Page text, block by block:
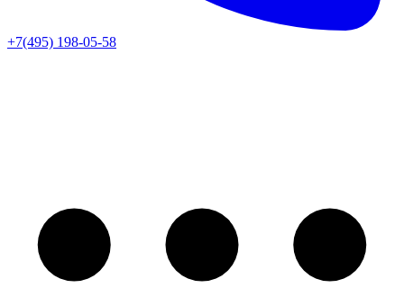
+7(495) 198-05-58